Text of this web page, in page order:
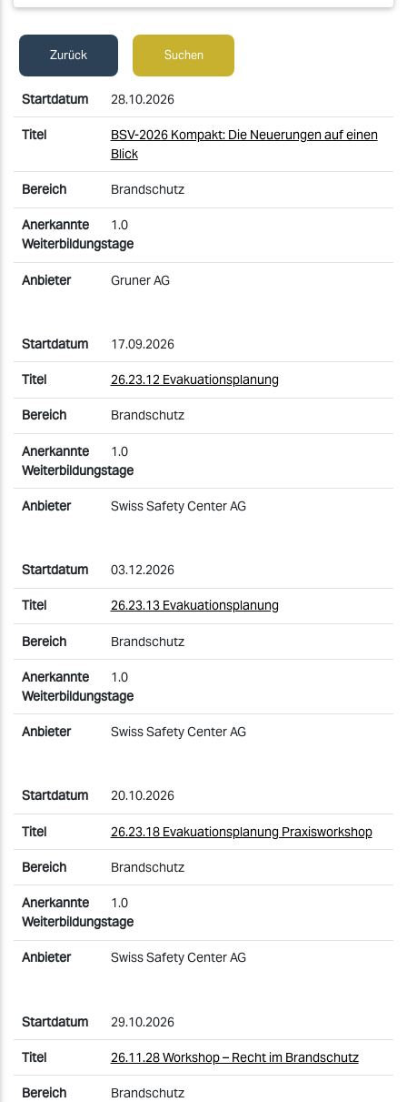
Zurück Suchen
28.10.2026
BSV-2026 Kompakt: Die Neuerungen auf einen
Blick
Brandschutz
1.0
Gruner AG
17.09.2026
26.23.12 Evakuationsplanung
Brandschutz
1.0
Swiss Safety Center AG
03.12.2026
26.23.13 Evakuationsplanung
Brandschutz
1.0
Swiss Safety Center AG
20.10.2026
26.23.18 Evakuationsplanung Praxisworkshop
Brandschutz
1.0
Swiss Safety Center AG
29.10.2026
26.11.28 Workshop – Recht im Brandschutz
Brandschutz